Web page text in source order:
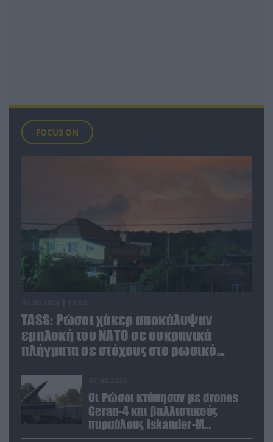
FOCUS ON
TASS: Ρώσοι χάκερ αποκάλυψαν
εμπλοκή του ΝΑΤΟ σε ουκρανικά
πλήγματα σε στόχους στο ρωσικό
έδαφος!
Οι Ρώσοι κτύπησαν με drones
Geran-4 και βαλλιστικούς
πυραύλους Iskander-M
ουκρανικό τρένο με